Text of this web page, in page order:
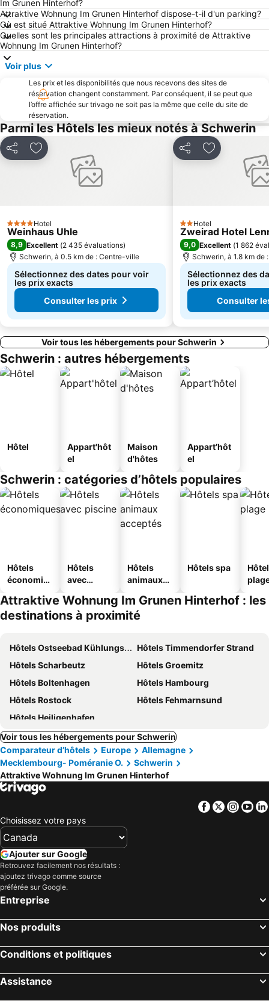
Im Grunen Hinterhof?
Attraktive Wohnung Im Grunen Hinterhof dispose-t-il d'un parking?
Où est situé Attraktive Wohnung Im Grunen Hinterhof?
Quelles sont les principales attractions à proximité de Attraktive
Wohnung Im Grunen Hinterhof?
Voir plus
Les prix et les disponibilités que nous recevons des sites de
réservation changent constamment. Par conséquent, il se peut que
l’offre affichée sur trivago ne soit pas la même que celle du site de
réservation.
Parmi les Hôtels les mieux notés à Schwerin
PartagerAjouter à mes favoris
4 ÉtoilesHotel
Weinhaus Uhle
8,9 Excellent (2 435 évaluations)
Schwerin, à 0.5 km de : Centre-ville
Sélectionnez des dates pour voir
les prix exacts
Consulter les prix
PartagerAjouter à
2 Étoiles
Hotel
Zweirad Hotel
9,0 Excellent (1 862
Schwerin, à 1.8 km de
Sélectionnez des
les prix exacts
Consulter
Voir tous les hébergements pour Schwerin
Schwerin : autres hébergements
Hôtel
Appart'hôt
el
Maison
d'hôtes
Appart’hôt
el
Schwerin : catégories d’hôtels populaires
Hôtels
économiq
Hôtels
avec
Hôtels
animaux
Hôtels spa
Attraktive Wohnung Im Grunen Hinterhof : les
destinations à proximité
Hôtels Ostseebad Kühlungsborn
Hôtels Timmendorfer Strand
Hôtels Scharbeutz
Hôtels Groemitz
Hôtels Boltenhagen
Hôtels Hambourg
Hôtels Rostock
Hôtels Fehmarnsund
Hôtels Heiligenhafen
Voir tous les hébergements pour Schwerin
Comparateur d’hôtels
Europe
Allemagne
Mecklembourg- Poméranie O.
Schwerin
Attraktive Wohnung Im Grunen Hinterhof
Facebook
Twitter
Choisissez votre pays
Ajouter sur Google
Retrouvez facilement nos résultats :
ajoutez trivago comme source
préférée sur Google.
Entreprise
Nos produits
Conditions et politiques
Assistance